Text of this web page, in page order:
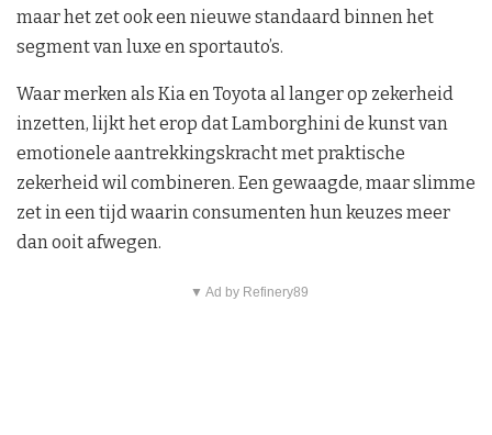
maar het zet ook een nieuwe standaard binnen het
segment van luxe en sportauto’s.
Waar merken als Kia en Toyota al langer op zekerheid
inzetten, lijkt het erop dat Lamborghini de kunst van
emotionele aantrekkingskracht met praktische
zekerheid wil combineren. Een gewaagde, maar slimme
zet in een tijd waarin consumenten hun keuzes meer
dan ooit afwegen.
▼ Ad by Refinery89